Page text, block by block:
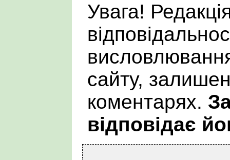
Увага!
сайту,
коментарях.
відповідає